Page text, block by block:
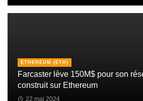
ETHEREUM (ETH)
Farcaster lève 150M$ pour son
construit sur Ethereum
22 mai 2024